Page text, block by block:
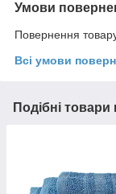
Умови
Повернення
Всі умови
Подібні товари